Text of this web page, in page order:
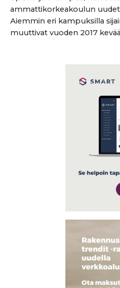
ammattikorkeakoulun
Aiemmin eri kampuksilla
muuttivat vuoden 2017